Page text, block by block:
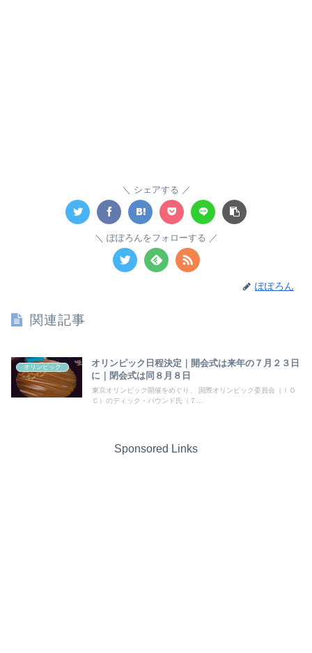
シェアする
ぽぽろんをフォローする
ぽぽろん
関連記事
オリンピック
オリンピック日程決定｜開会式は来年の７月２３日
に｜閉会式は同８月８日
東京オリンピック開催をめぐり、 国際オリンピック委員会（ＩＯ
Ｃ）のディック・パウンド氏（７...
Sponsored Links